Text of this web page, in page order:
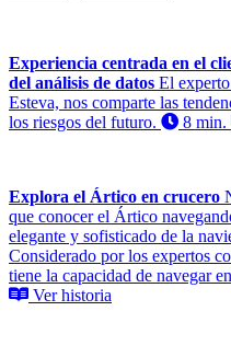
Experiencia centrada en el
del análisis de datos El
Esteva, nos comparte las
los riesgos del futuro.
8 min.
Explora el Ártico en crucero
que conocer el Ártico
elegante y sofisticado de la
Considerado por los expertos
tiene la capacidad de navegar
Ver historia